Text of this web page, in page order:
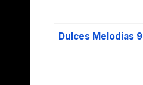
Dulces Melodias 9